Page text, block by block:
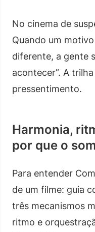
No cinema de
Quando um
diferente, a gente
acontecer”. A
pressentimento.
Harmonia,
por que o
Para entender
de um filme: guia
três mecanismos
ritmo e